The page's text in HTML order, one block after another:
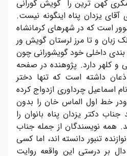
کهن ترین را گویش گورانی
یزدان پناه اینگونه نیست.
است که در شهرهای کرمانشاه
زبان و تا مرز لرستان گویش ور
داخلی خود گویشورانی چون
و کلهر دارد. پژوهنده در صفحه
داشته است که تنها دختر
اسماعیل چرداوری ازدواج کرده
خط اول الماس خان را بدون
دکتر یزدان پناه بانوان را
همه نویسندگان از جمله جناب
تنبور دانسته اند، اما کسی
بر درستی این واقعه روایت